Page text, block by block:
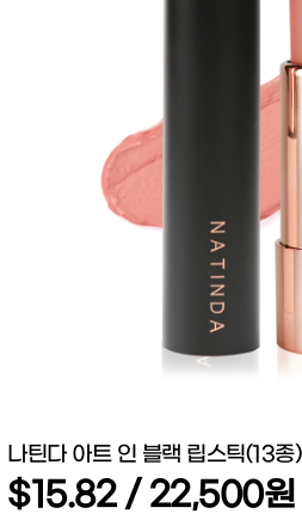
나틴다 아트 인 블랙 립스틱(13종)
$15.82 / 22,500원